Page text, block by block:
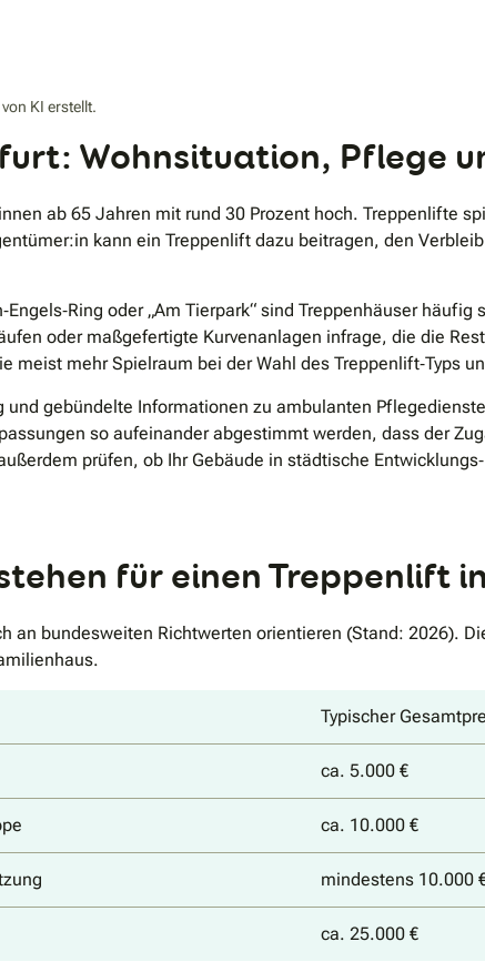
KI erstellt.
Wohnsituation, Pflege
ab 65 Jahren mit rund 30 Prozent hoch. Treppenlifte
kann ein Treppenlift dazu beitragen, den
oder „Am Tierpark“ sind Treppenhäuser
oder maßgefertigte Kurvenanlagen infrage, die die
meist mehr Spielraum bei der Wahl des Treppenlift‐Typs
gebündelte Informationen zu ambulanten
so aufeinander abgestimmt werden, dass der
prüfen, ob Ihr Gebäude in städtische
für einen Treppenlift
an bundesweiten Richtwerten orientieren (Stand: 2026).
Typischer
ca. 5.000 €
ca. 10.000 €
mindestens 10.000
ca. 25.000 €